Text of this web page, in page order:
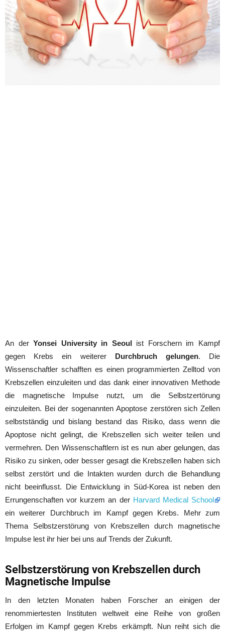
An derYonsei University in Seoulist Forschern im Kampf
gegen Krebs ein weiterer Durchbruch gelungen. Die
Wissenschaftler schafften es einen programmierten Zelltod von
Krebszellen einzuleiten und das dank einer innovativen Methode
die magnetische Impulse nutzt, um die Selbstzertörung
einzuleiten. Bei der sogenannten Apoptose zerstören sich Zellen
selbstständig und bislang bestand das Risiko, dass wenn die
Apoptose nicht gelingt, die Krebszellen sich weiter teilen und
vermehren. Den Wissenschaftlern ist es nun aber gelungen, das
Risiko zu sinken, oder besser gesagt die Krebszellen haben sich
selbst zerstört und die Intakten wurden durch die Behandlung
nicht beeinflusst. Die Entwicklung in Süd-Korea ist neben den
Errungenschaften vor kurzem an der Harvard Medical School
ein weiterer Durchbruch im Kampf gegen Krebs. Mehr zum
Thema Selbstzerstörung von Krebszellen durch magnetische
Impulse lest ihr hier bei uns auf Trends der Zukunft.
Selbstzerstörung von Krebszellen durch
Magnetische Impulse
In den letzten Monaten haben Forscher an einigen der
renommiertesten Instituten weltweit eine Reihe von großen
Erfolgen im Kampf gegen Krebs erkämpft. Nun reiht sich die